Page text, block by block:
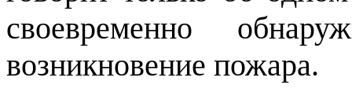
своевременно
возникновение пожара.